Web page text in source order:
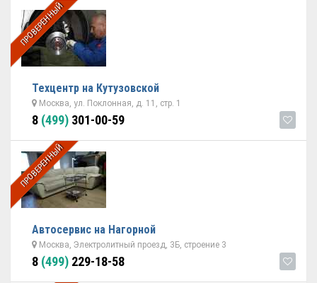
ПРОВЕРЕННЫЙ
Техцентр на Кутузовской
Москва, ул. Поклонная, д. 11, стр. 1
8 (499) 301-00-59
ПРОВЕРЕННЫЙ
Автосервис на Нагорной
Москва, Электролитный проезд, 3Б, строение 3
8 (499) 229-18-58